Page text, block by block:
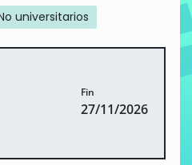
universitarios
Fin
27/11/2026